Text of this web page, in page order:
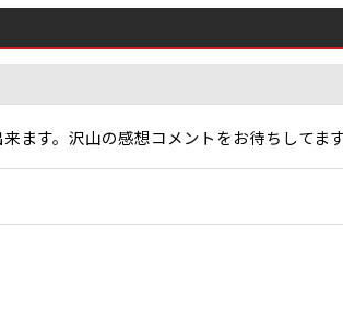
ます。沢山の感想コメントをお待ちしてま